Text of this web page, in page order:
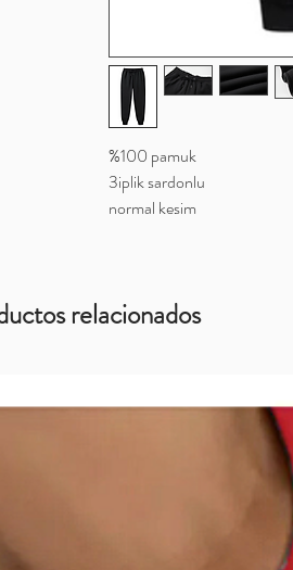
%100 pamuk
3iplik sardonlu
normal kesim
relacionados